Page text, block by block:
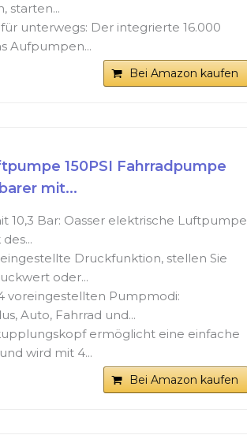
starten...
unterwegs: Der integrierte 16.000
Aufpumpen...
Bei Amazon kaufen
150PSI Fahrradpumpe
mit...
10,3 Bar: Oasser elektrische Luftpumpe
Druckfunktion, stellen Sie
oder...
voreingestellten Pumpmodi:
Auto, Fahrrad und...
ermöglicht eine einfache
wird mit 4...
Bei Amazon kaufen